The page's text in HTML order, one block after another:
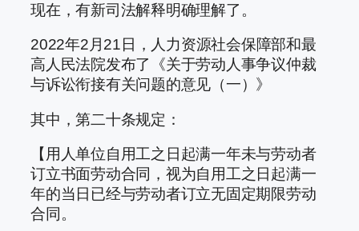
现在，有新司法解释明确理解了。
2022年2月21日，人力资源社会保障部和最
高人民法院发布了《关于劳动人事争议仲裁
与诉讼衔接有关问题的意见（一）》
其中，第二十条规定：
【用人单位自用工之日起满一年未与劳动者
订立书面劳动合同，视为自用工之日起满一
年的当日已经与劳动者订立无固定期限劳动
合同。